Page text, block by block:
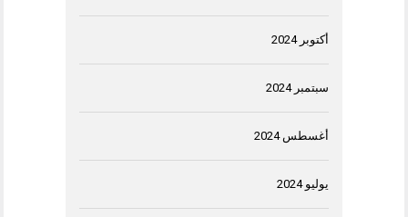
أكتوبر 2024
سبتمبر 2024
أغسطس 2024
يوليو 2024